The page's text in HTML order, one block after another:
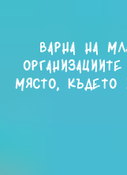
Варна на
място, където